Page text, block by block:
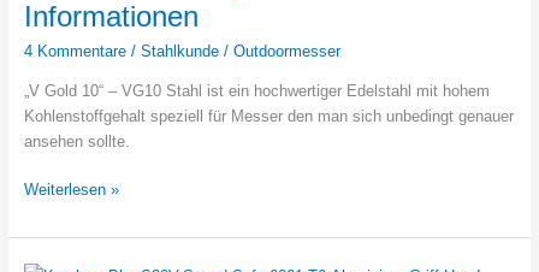
Informationen
4 Kommentare / Stahlkunde/ Outdoormesser
„V Gold 10“ – VG10 Stahl ist ein hochwertiger Edelstahl mit hohem
Kohlenstoffgehalt speziell für Messer den man sich unbedingt genauer
ansehen sollte.
VG10
–
Eigenschaften
Weiterlesen »